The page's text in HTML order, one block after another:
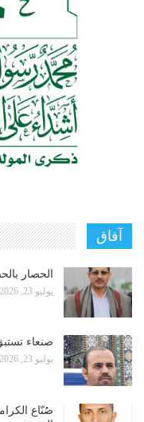
آفاق
الحصار
يوليو 23, 2026
صنعاء
يوليو 23, 2026
صُنّاع